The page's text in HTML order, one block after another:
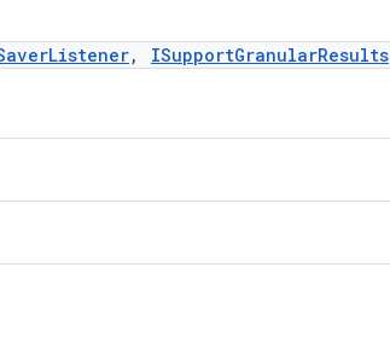
, ISupportGranularResults